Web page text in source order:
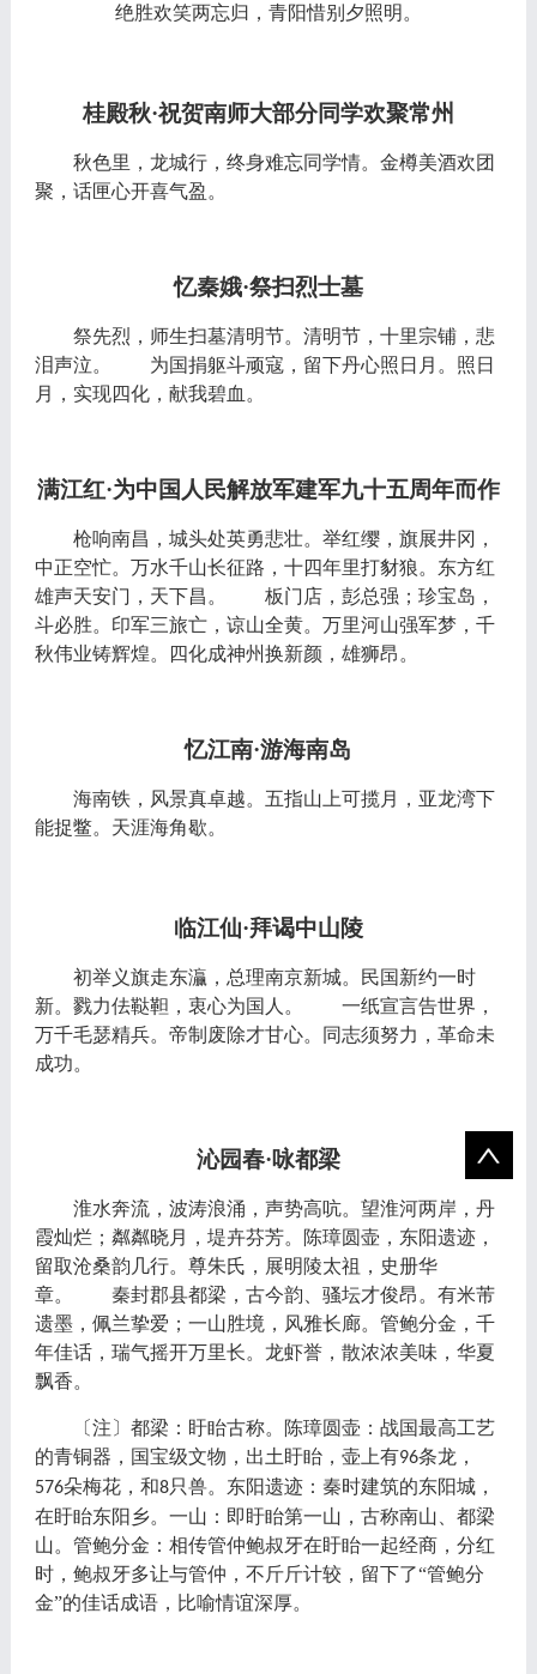
绝胜欢笑两忘归，青阳惜别夕照明。
桂殿秋·祝贺南师大部分同学欢聚常州
秋色里，龙城行，终身难忘同学情。金樽美酒欢团
聚，话匣心开喜气盈。
忆秦娥·祭扫烈士墓
祭先烈，师生扫墓清明节。清明节，十里宗铺，悲
泪声泣。 为国捐躯斗顽寇，留下丹心照日月。照日
月，实现四化，献我碧血。
满江红·为中国人民解放军建军九十五周年而作
枪响南昌，城头处英勇悲壮。举红缨，旗展井冈，
中正空忙。万水千山长征路，十四年里打豺狼。东方红
雄声天安门，天下昌。 板门店，彭总强；珍宝岛，
斗必胜。印军三旅亡，谅山全黄。万里河山强军梦，千
秋伟业铸辉煌。四化成神州换新颜，雄狮昂。
忆江南·游海南岛
海南铁，风景真卓越。五指山上可揽月，亚龙湾下
能捉鳖。天涯海角歇。
临江仙·拜谒中山陵
初举义旗走东灜，总理南京新城。民国新约一时
新。戮力佉鞑靼，衷心为国人。 一纸宣言告世界，
万千毛瑟精兵。帝制废除才甘心。同志须努力，革命未
成功。
沁园春·咏都梁
淮水奔流，波涛浪涌，声势高吭。望淮河两岸，丹
霞灿烂；粼粼晓月，堤卉芬芳。陈璋圆壶，东阳遗迹，
留取沧桑韵几行。尊朱氏，展明陵太祖，史册华
章。 秦封郡县都梁，古今韵、骚坛才俊昂。有米芾
遗墨，佩兰挚爱；一山胜境，风雅长廊。管鲍分金，千
年佳话，瑞气摇开万里长。龙虾誉，散浓浓美味，华夏
飘香。
〔注〕都梁：盱眙古称。陈璋圆壶：战国最高工艺
的青铜器，国宝级文物，出土盱眙，壶上有96条龙，
576朵梅花，和8只兽。东阳遗迹：秦时建筑的东阳城，
在盱眙东阳乡。一山：即盱眙第一山，古称南山、都梁
山。管鲍分金：相传管仲鲍叔牙在盱眙一起经商，分红
时，鲍叔牙多让与管仲，不斤斤计较，留下了“管鲍分
金”的佳话成语，比喻情谊深厚。